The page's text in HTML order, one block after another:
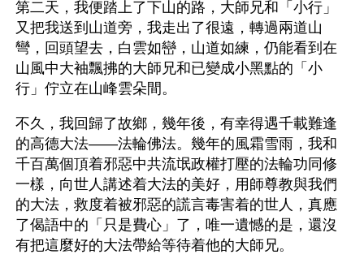
第二天，我便踏上了下山的路，大師兄和「小行」
又把我送到山道旁，我走出了很遠，轉過兩道山
彎，回頭望去，白雲如巒，山道如練，仍能看到在
山風中大袖飄拂的大師兄和已變成小黑點的「小
行」佇立在山峰雲朵間。
不久，我回歸了故鄉，幾年後，有幸得遇千載難逢
的高德大法——法輪佛法。幾年的風霜雪雨，我和
千百萬個頂着邪惡中共流氓政權打壓的法輪功同修
一樣，向世人講述着大法的美好，用師尊教與我們
的大法，救度着被邪惡的謊言毒害着的世人，真應
了偈語中的「只是費心」了，唯一遺憾的是，還沒